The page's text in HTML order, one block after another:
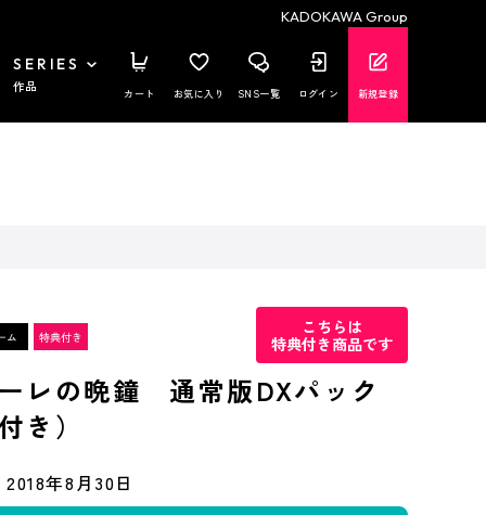
KADOKAWA Group
SERIES
作品 カート お気に入り SNS一覧 ログイン 新規登録
こちらは
特典付き商品です
レの晩鐘 通常版DXパック
き）
2018年8月30日